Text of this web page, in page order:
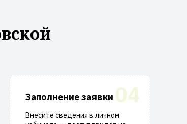
04
Заполнение заявки
Внесите сведения в личном